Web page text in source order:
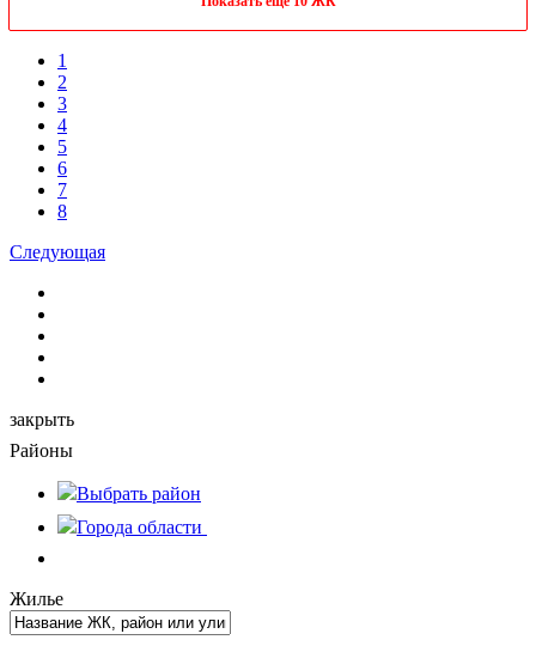
1
2
3
4
5
6
7
8
Следующая
закрыть
Районы
Выбрать район
Города области
Жилье